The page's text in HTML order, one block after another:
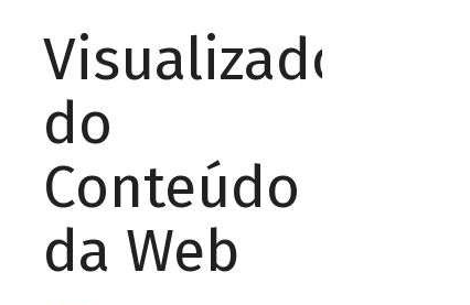
Visualizador
do
Conteúdo
da Web